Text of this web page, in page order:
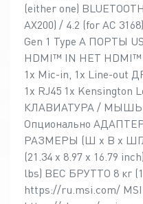
(either one)
AX200) / 4.2 (for AC
Gen 1 Type A ПОРТЫ
HDMI™ IN НЕТ
1x Mic-in, 1x Line-out
1x RJ45 1x Kensington
КЛАВИАТУРА / МЫШЬ
Опционально
РАЗМЕРЫ (Ш х В х ШГл)
(21.34 x 8.97 x 16.79
lbs) ВЕС БРУТТО 8 кг
https://ru.msi.com/ MSI